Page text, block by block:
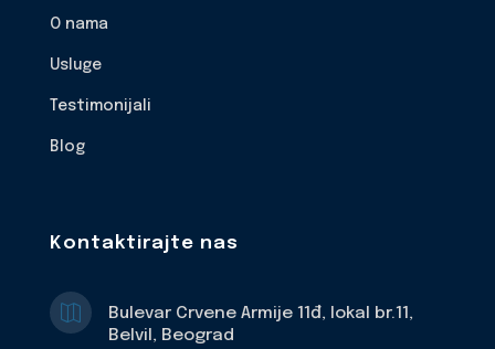
O nama
Usluge
Testimonijali
Blog
Kontaktirajte nas
Bulevar Crvene Armije 11đ, lokal br.11,
Belvil, Beograd